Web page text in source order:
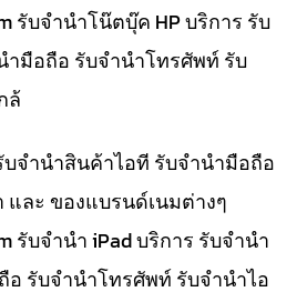
รับจำนำโน๊ตบุ๊ค HP บริการ รับ
มือถือ รับจำนำโทรศัพท์ รับ
ล้
บจำนำสินค้าไอที รับจำนำมือถือ
ละ ของแบรนด์เนมต่างๆ
รับจำนำ iPad บริการ รับจำนำ
รับจำนำโทรศัพท์ รับจำนำไอ